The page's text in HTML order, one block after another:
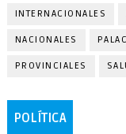
INTERNACIONALES
NACIONALES
PROVINCIALES
POLÍTICA